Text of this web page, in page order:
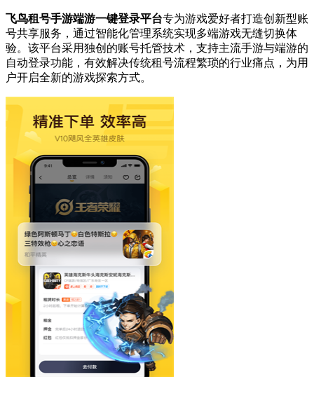
飞鸟租号手游端游一键登录平台专为游戏爱好者打造创新型账
号共享服务，通过智能化管理系统实现多端游戏无缝切换体
验。该平台采用独创的账号托管技术，支持主流手游与端游的
自动登录功能，有效解决传统租号流程繁琐的行业痛点，为用
户开启全新的游戏探索方式。